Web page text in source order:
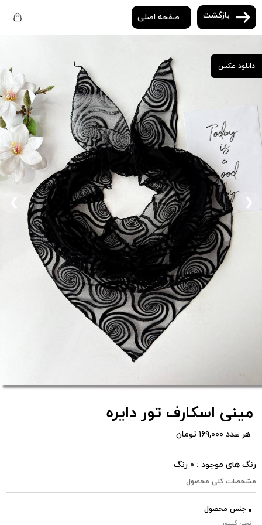
بازگشت صفحه اصلی
دانلود عکس
❯
مینی اسکارف تور دایره
هر عدد ۱۶۹,۰۰۰ تومان
رنگ های موجود : ۰ رنگ
مشخصات کلی محصول
جنس محصول